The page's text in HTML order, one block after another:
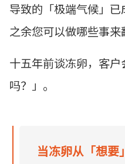
导致的「极端气候」
之余您可以做哪些事来
十五年前谈冻卵，客
吗？」。
当冻卵从「想要